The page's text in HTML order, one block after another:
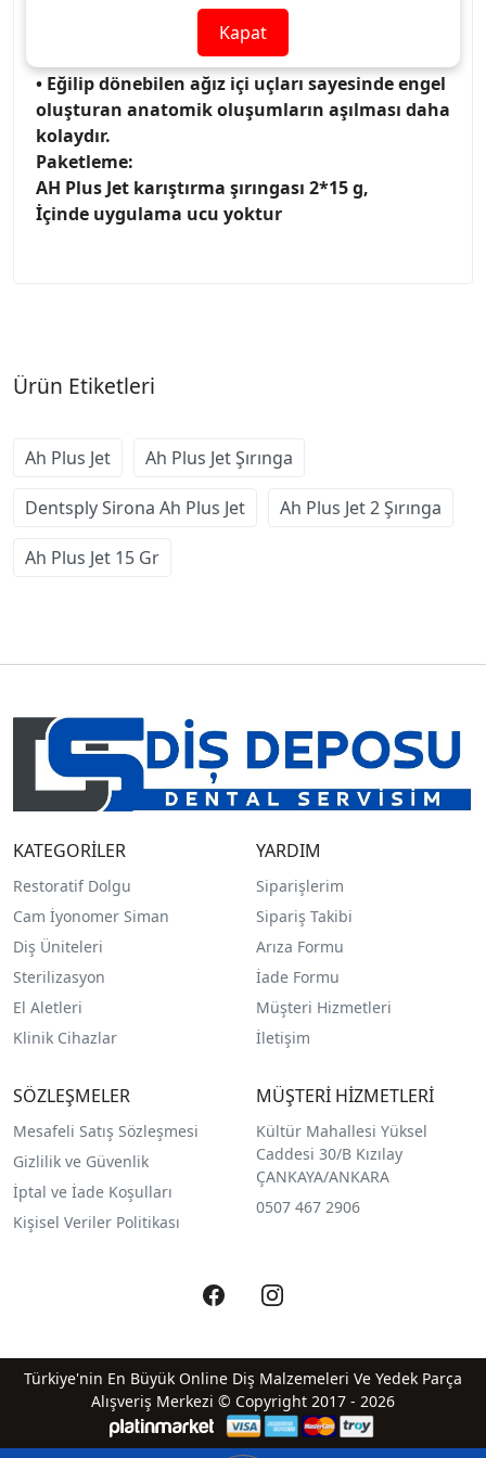
• Ah plus Jet sayesinde uygulama kolaylığı
şırınga form karışımın homojen olmasına
• Eğilip dönebilen ağız içi uçları sayesinde engel
oluşturan anatomik oluşumların aşılması daha
kolaydır.
Paketleme:
AH Plus Jet karıştırma şırıngası 2*15 g,
İçinde uygulama ucu yoktur
Ürün Etiketleri
Ah Plus Jet Ah Plus Jet Şırınga
Dentsply Sirona Ah Plus Jet Ah Plus Jet 2 Şırınga
Ah Plus Jet 15 Gr
KATEGORİLER
Restoratif Dolgu
Cam İyonomer Siman
Diş Üniteleri
Sterilizasyon
El Aletleri
Klinik Cihazlar
YARDIM
Siparişlerim
Sipariş Takibi
Arıza Formu
İade Formu
Müşteri Hizmetleri
İletişim
SÖZLEŞMELER
Mesafeli Satış Sözleşmesi
Gizlilik ve Güvenlik
İptal ve İade Koşulları
Kişisel Veriler Politikası
MÜŞTERİ HİZMETLERİ
Kültür Mahallesi Yüksel
Caddesi 30/B Kızılay
ÇANKAYA/ANKARA
0507 467 2906
Türkiye'nin En Büyük Online Diş Malzemeleri Ve Yedek Parça
Alışveriş Merkezi © Copyright 2017 - 2026
Kapat